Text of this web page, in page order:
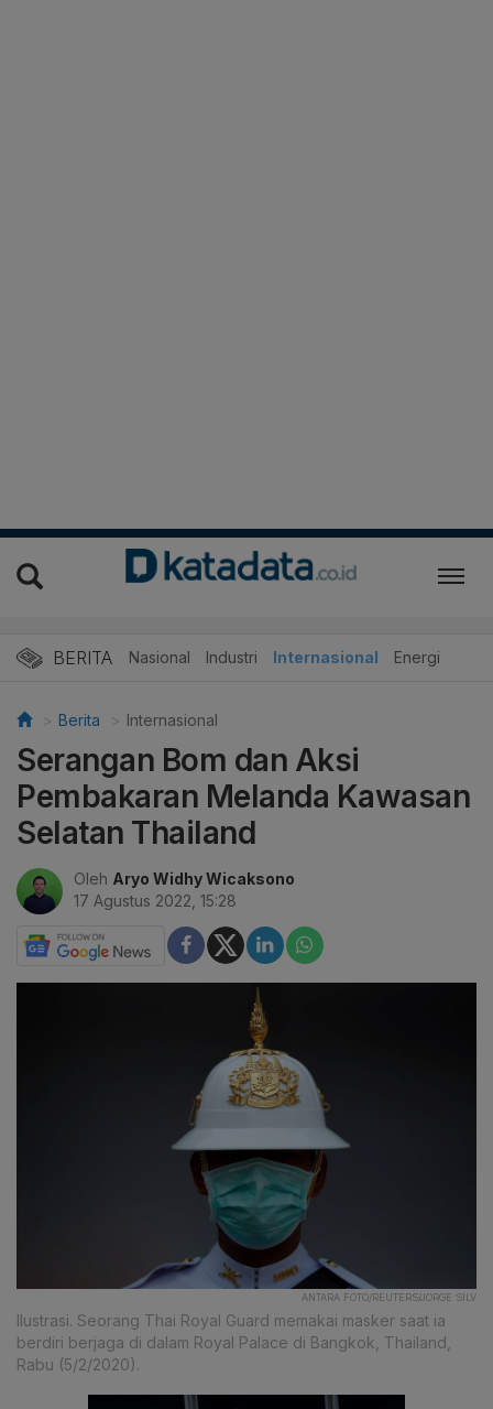
BERITA Nasional Industri Internasional Energi
Berita Internasional
Serangan Bom dan Aksi
Pembakaran Melanda Kawasan
Selatan Thailand
Oleh Aryo Widhy Wicaksono
17 Agustus 2022, 15:28
ANTARA FOTO/REUTERS/JORGE SILV
Ilustrasi. Seorang Thai Royal Guard memakai masker saat ia
berdiri berjaga di dalam Royal Palace di Bangkok, Thailand,
Rabu (5/2/2020).